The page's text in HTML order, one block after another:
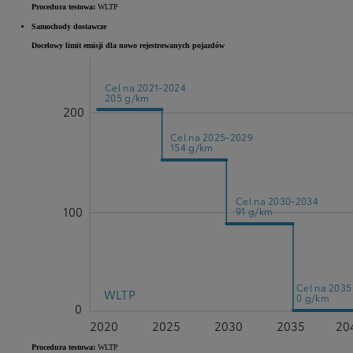
Procedura testowa: WLTP
Samochody dostawcze
Docelowy limit emisji dla nowo rejestrowanych pojazdów
2020 2025 2030 2035
0
200
100
Cel na 2021-2024
205 g/km
Cel na 2025-2029
154 g/km
Cel na 2030-2034
91 g/km
Cel na 2035
0 g/km
WLTP
Procedura testowa: WLTP